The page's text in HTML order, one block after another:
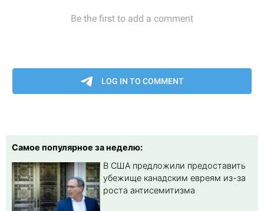
Самое популярное за неделю:
В США предложили предоставить
убежище канадским евреям из-за
роста антисемитизма